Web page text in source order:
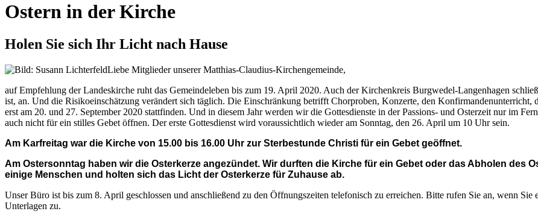
Ostern in der Kirche
Holen Sie sich Ihr Licht nach Hause
Liebe Mitglieder unserer Matthias-Claudius-Kirchengemeinde,
auf Empfehlung der Landeskirche ruht das Gemeindeleben bis zum 19. April 2020. Auch der Kirchenkreis Burgwedel-Langenhagen
ist, an. Und die Risikoeinschätzung verändert sich täglich. Die Einschränkung betrifft Chorproben, Konzerte, den
erst am 20. und 27. September 2020 stattfinden. Und in diesem Jahr werden wir die Gottesdienste in der Passions- und Osterzeit nur im
auch nicht für ein stilles Gebet öffnen. Der erste Gottesdienst wird voraussichtlich wieder am Sonntag, den 26. April um 10 Uhr sein.
Am Karfreitag war die Kirche von 15.00 bis 16.00 Uhr zur Sterbestunde Christi für ein Gebet geöffnet.
Am Ostersonntag haben wir die Osterkerze angezündet. Wir durften die Kirche für ein Gebet oder das Abholen des
einige Menschen und holten sich das Licht der Osterkerze für Zuhause ab.
Unser Büro ist bis zum 8. April geschlossen und anschließend zu den Öffnungszeiten telefonisch zu erreichen. Bitte rufen Sie an, wenn
Unterlagen zu.